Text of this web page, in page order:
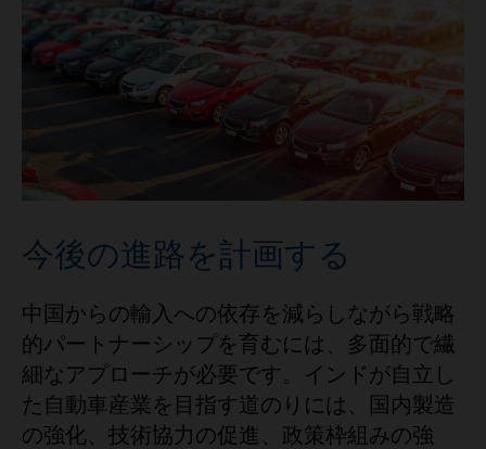
今後の進路を計画する
中国からの輸入への依存を減らしながら戦略
的パートナーシップを育むには、多面的で繊
細なアプローチが必要です。インドが自立し
た自動車産業を目指す道のりには、国内製造
の強化、技術協力の促進、政策枠組みの強